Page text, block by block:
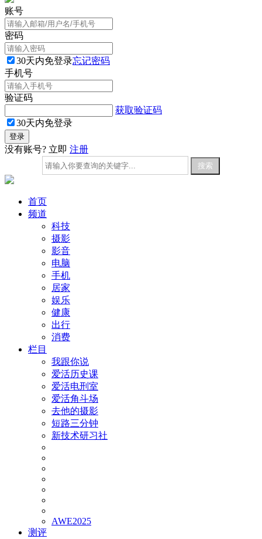
账号
密码
30天内免登录忘记密码
手机号
验证码
获取验证码
30天内免登录
没有账号? 立即 注册
首页
频道
科技
摄影
影音
电脑
手机
居家
娱乐
健康
出行
消费
栏目
我跟你说
爱活历史课
爱活电刑室
爱活角斗场
去他的摄影
短路三分钟
新技术研习社
AWE2025
测评